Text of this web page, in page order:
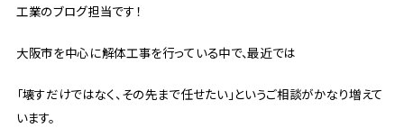
工業のブログ担当です！
大阪市を中心に解体工事を行っている中で、最近では
「壊すだけではなく、その先まで任せたい」というご相談がかなり増えて
います。